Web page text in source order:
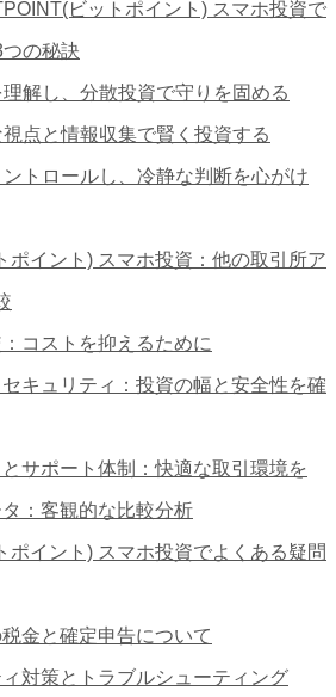
ビットポイント) スマホ投資で
の秘訣
解し、分散投資で守りを固める
点と情報収集で賢く投資する
トロールし、冷静な判断を心がけ
ポイント) スマホ投資：他の取引所ア
コストを抑えるために
キュリティ：投資の幅と安全性を確
サポート体制：快適な取引環境を
：客観的な比較分析
ポイント) スマホ投資でよくある疑問
金と確定申告について
対策とトラブルシューティング